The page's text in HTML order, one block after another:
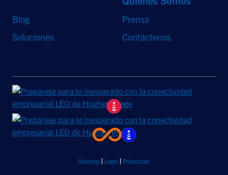
Blog
Soluciones
Prensa
Contáctenos
Sitemap Legal Privacidad